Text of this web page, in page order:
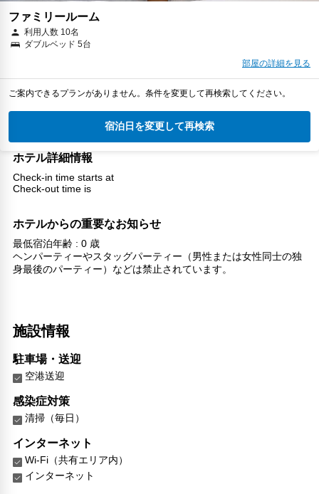
ファミリールーム
利用人数 10名
ダブルベッド 5台
部屋の詳細を見る
ご案内できるプランがありません。条件を変更して再検索してください。
宿泊日を変更して再検索
ホテル詳細情報
Check-in time starts at
Check-out time is
ホテルからの重要なお知らせ
最低宿泊年齢 : 0 歳
ヘンパーティーやスタッグパーティー（男性または女性同士の独
身最後のパーティー）などは禁止されています。
施設情報
駐車場・送迎
空港送迎
感染症対策
清掃（毎日）
インターネット
Wi-Fi（共有エリア内）
インターネット